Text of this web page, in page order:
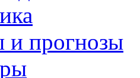
и прогнозы